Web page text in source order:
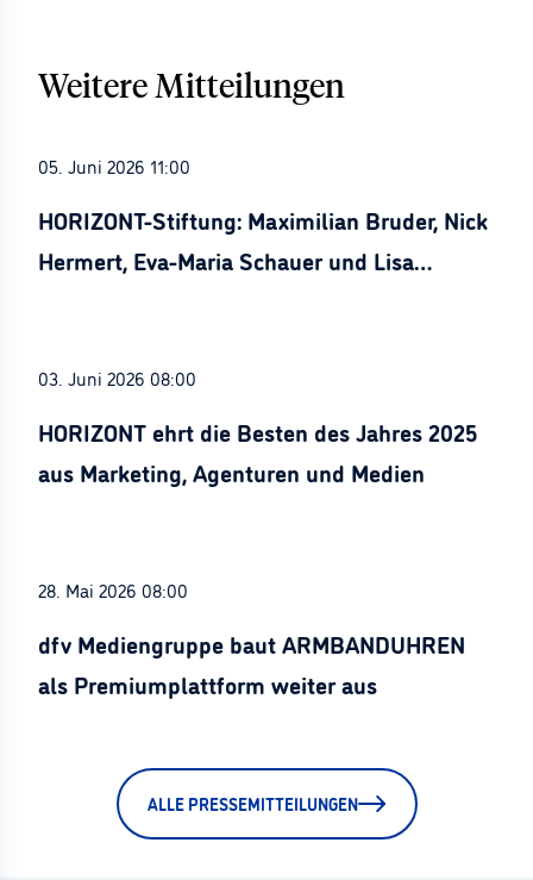
Weitere Mitteilungen
05. Juni 2026 11:00
HORIZONT-Stiftung: Maximilian Bruder, Nick
Hermert, Eva-Maria Schauer und Lisa
03. Juni 2026 08:00
HORIZONT ehrt die Besten des Jahres 2025
aus Marketing, Agenturen und Medien
28. Mai 2026 08:00
dfv Mediengruppe baut ARMBANDUHREN
als Premiumplattform weiter aus
ALLE PRESSEMITTEILUNGEN